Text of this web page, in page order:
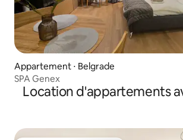
Appartement ⋅ Belgrade
SPA Genex
Location d'appartements